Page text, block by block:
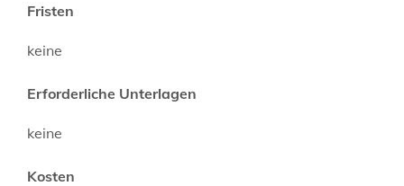
Fristen
keine
Erforderliche Unterlagen
keine
Kosten